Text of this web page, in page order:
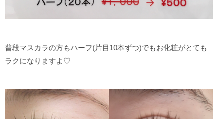
普段マスカラの方もハーフ(片目10本ずつ)でもお化粧がとても
ラクになりますよ♡